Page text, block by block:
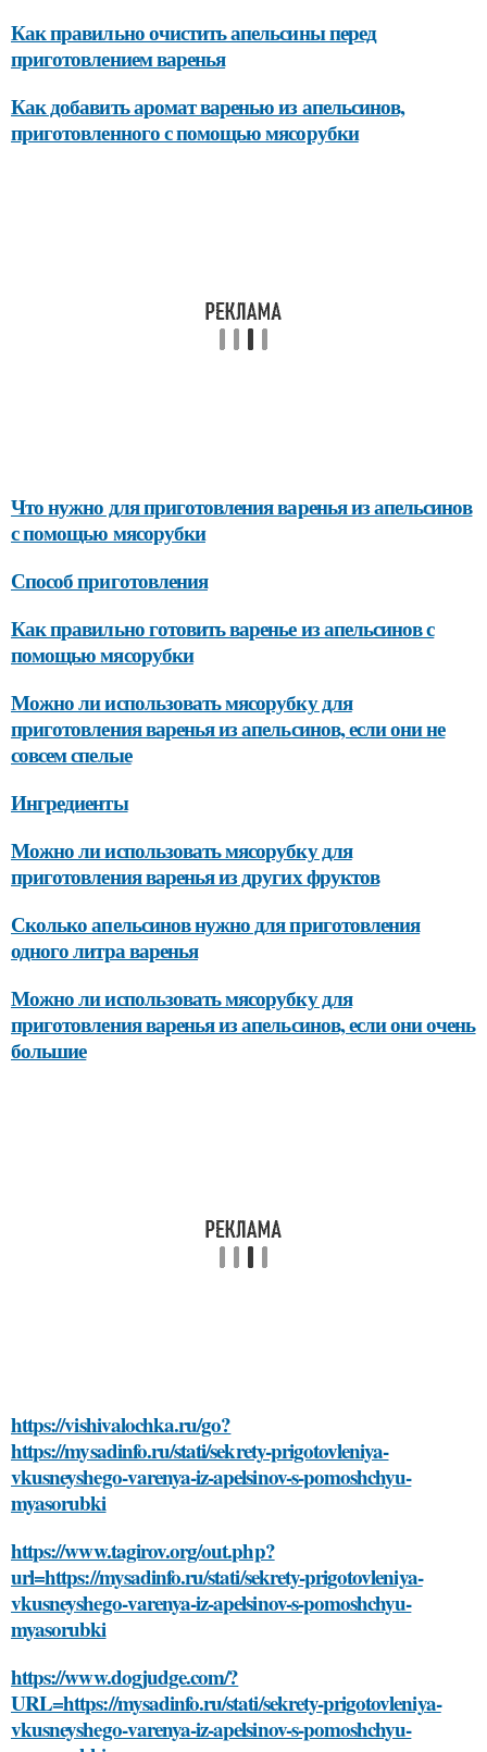
Как правильно очистить апельсины перед
приготовлением варенья
Как добавить аромат варенью из апельсинов,
приготовленного с помощью мясорубки
Что нужно для приготовления варенья из апельсинов
с помощью мясорубки
Способ приготовления
Как правильно готовить варенье из апельсинов с
помощью мясорубки
Можно ли использовать мясорубку для
приготовления варенья из апельсинов, если они не
совсем спелые
Ингредиенты
Можно ли использовать мясорубку для
приготовления варенья из других фруктов
Сколько апельсинов нужно для приготовления
одного литра варенья
Можно ли использовать мясорубку для
приготовления варенья из апельсинов, если они очень
большие
https://vishivalochka.ru/go?
https://mysadinfo.ru/stati/sekrety-prigotovleniya-
vkusneyshego-varenya-iz-apelsinov-s-pomoshchyu-
myasorubki
https://www.tagirov.org/out.php?
url=https://mysadinfo.ru/stati/sekrety-prigotovleniya-
vkusneyshego-varenya-iz-apelsinov-s-pomoshchyu-
myasorubki
https://www.dogjudge.com/?
URL=https://mysadinfo.ru/stati/sekrety-prigotovleniya-
vkusneyshego-varenya-iz-apelsinov-s-pomoshchyu-